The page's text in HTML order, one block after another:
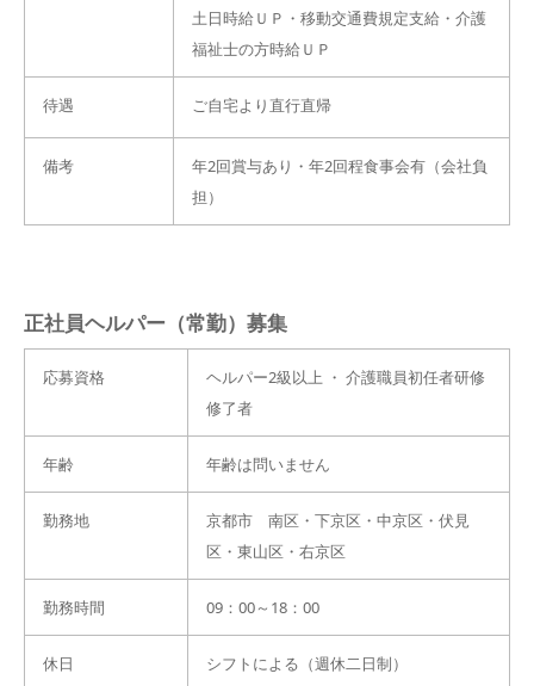
土日時給ＵＰ・移動交通費規定支給・介護
福祉士の方時給ＵＰ
待遇 ご自宅より直行直帰
備考
年2回賞与あり・年2回程食事会有（会社負
担）
正社員ヘルパー（常勤）募集
応募資格
ヘルパー2級以上 ・ 介護職員初任者研修
修了者
年齢 年齢は問いません
勤務地
京都市 南区・下京区・中京区・伏見
区・東山区・右京区
勤務時間 09：00～18：00
休日 シフトによる（週休二日制）